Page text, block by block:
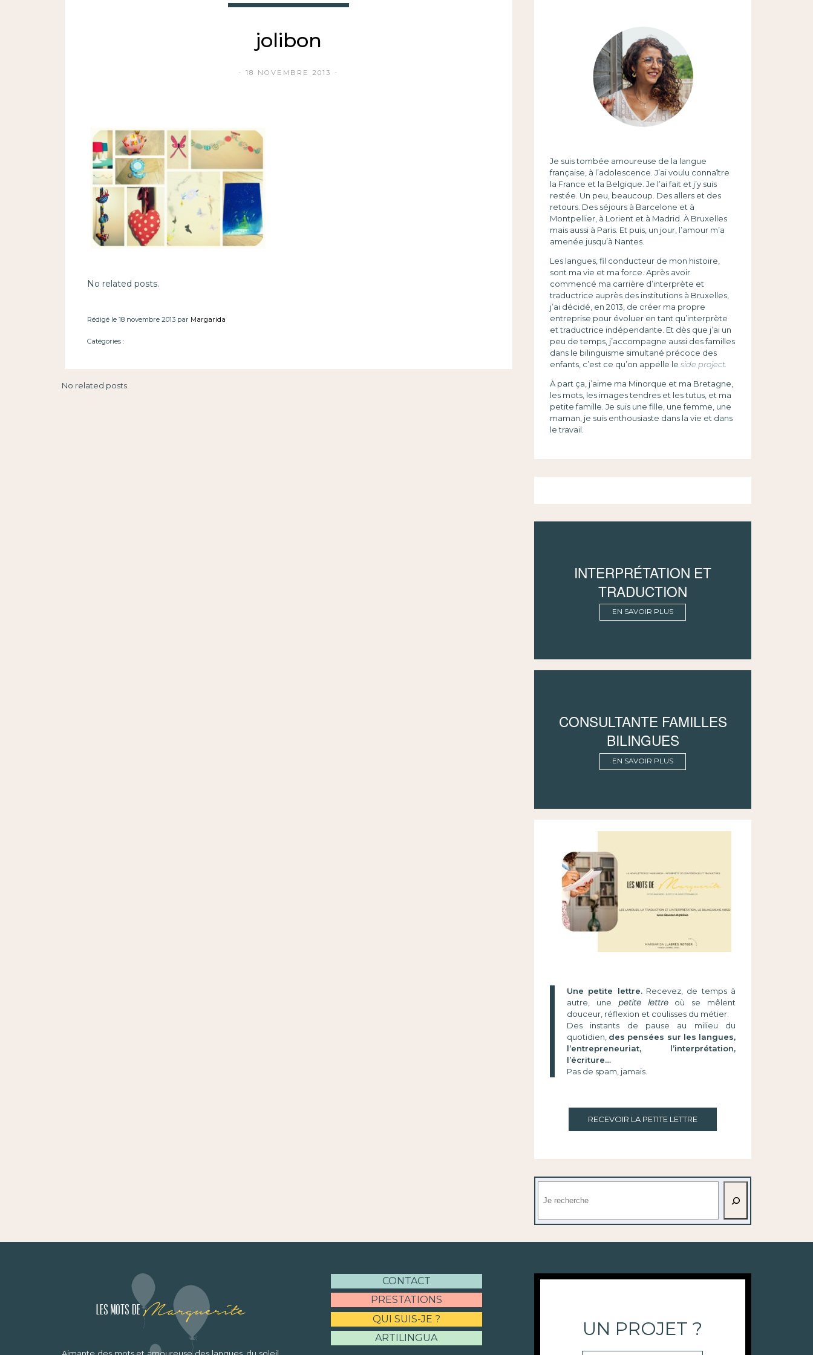
jolibon
18 NOVEMBRE 2013
No related posts.
Rédigé le 18 novembre 2013 par Margarida
Catégories :
No related posts.
Je suis tombée amoureuse de la langue
française, à l’adolescence. J’ai voulu connaître
la France et la Belgique. Je l’ai fait et j’y suis
restée. Un peu, beaucoup. Des allers et des
retours. Des séjours à Barcelone et à
Montpellier, à Lorient et à Madrid. À Bruxelles
mais aussi à Paris. Et puis, un jour, l’amour m’a
amenée jusqu’à Nantes.
Les langues, fil conducteur de mon histoire,
sont ma vie et ma force. Après avoir
commencé ma carrière d’interprète et
traductrice auprès des institutions à Bruxelles,
j’ai décidé, en 2013, de créer ma propre
entreprise pour évoluer en tant qu’interprète
et traductrice indépendante. Et dès que j’ai un
peu de temps, j’accompagne aussi des familles
dans le bilinguisme simultané précoce des
enfants, c’est ce qu’on appelle le side project.
À part ça, j’aime ma Minorque et ma Bretagne,
les mots, les images tendres et les tutus, et ma
petite famille. Je suis une fille, une femme, une
maman, je suis enthousiaste dans la vie et dans
le travail.
INTERPRÉTATION ET
TRADUCTION
EN SAVOIR PLUS
CONSULTANTE FAMILLES
BILINGUES
EN SAVOIR PLUS
Une petite lettre.Recevez, de temps à
autre, une petite lettreoù se mêlent
douceur, réflexion et coulisses du métier.
Des instants de pause au milieu du
quotidien, des pensées sur les langues,
l’entrepreneuriat, l’interprétation,
l’écriture…
Pas de spam, jamais.
RECEVOIR LA PETITE LETTRE
Les mots deMarguerite
CONTACT
PRESTATIONS
QUI SUIS-JE ?
ARTILINGUA
UN PROJET ?